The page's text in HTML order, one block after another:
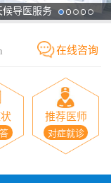
候导医服务
在线咨询
推荐医师
对症就诊